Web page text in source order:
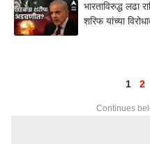
भारताविरुद्ध लढा
शरिफ यांच्या
1 2
Continues